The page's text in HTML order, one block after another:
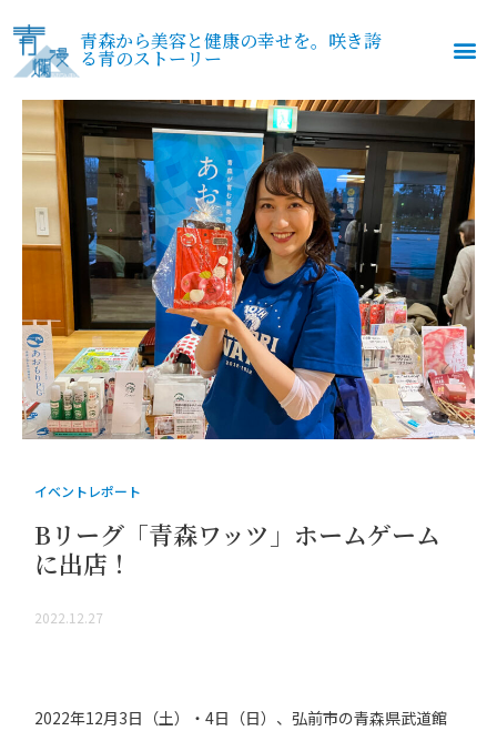
青森から美容と健康の幸せを。咲き誇
る青のストーリー
イベントレポート
Bリーグ「青森ワッツ」ホームゲーム
に出店！
2022.12.27
2022年12月3日（土）・4日（日）、弘前市の青森県武道館